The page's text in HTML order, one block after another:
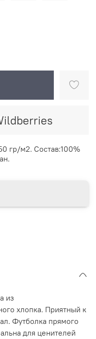
гр/м2. Состав:100%
из
хлопка. Приятный к
Футболка прямого
для ценителей